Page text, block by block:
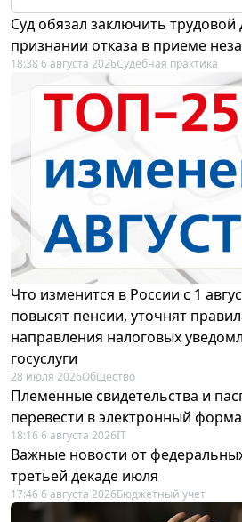
Суд обязал заключить трудовой
признании отказа в приеме
18:38 6 августа 2026Судебная практика
Что изменится в России с 1
повысят пенсии, уточнят
направления налоговых
госуслуги
28 июля 2026Общество
Племенные свидетельства и
перевести в электронный
18:16 6 августа 2026IT
Важные новости от
третьей декаде июля
17:46 6 августа 2026Бюджетный учет